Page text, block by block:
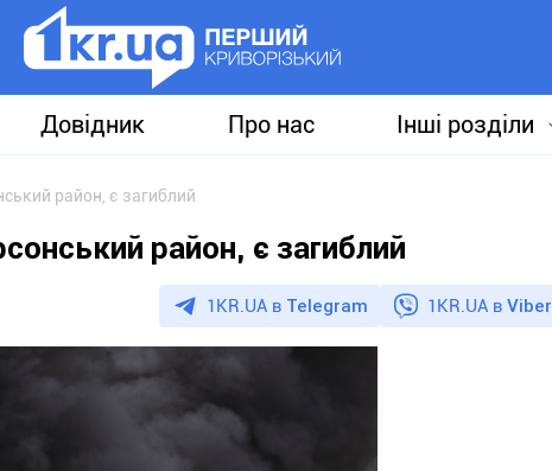
Довідник Про нас Інші розділи
район, є загиблий
район, є загиблий
1KR.UA в Telegram 1KR.UA в Viber